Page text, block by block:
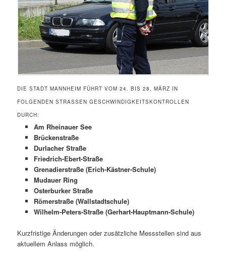
DIE STADT MANNHEIM FÜHRT VOM 24. BIS 28. MÄRZ IN
FOLGENDEN STRASSEN GESCHWINDIGKEITSKONTROLLEN D
URCH:
Am Rheinauer See
Brückenstraße
Durlacher Straße
Friedrich-Ebert-Straße
Grenadierstraße (Erich-Kästner-Schule)
Mudauer Ring
Osterburker Straße
Römerstraße (Wallstadtschule)
Wilhelm-Peters-Straße (Gerhart-Hauptmann-Schule)
Kurzfristige Änderungen oder zusätzliche Messstellen sind aus
aktuellem Anlass möglich.